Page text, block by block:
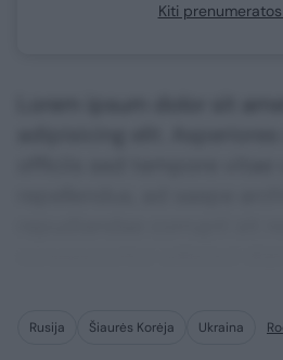
Kiti
Rusija Šiaurės Korėja Ukraina